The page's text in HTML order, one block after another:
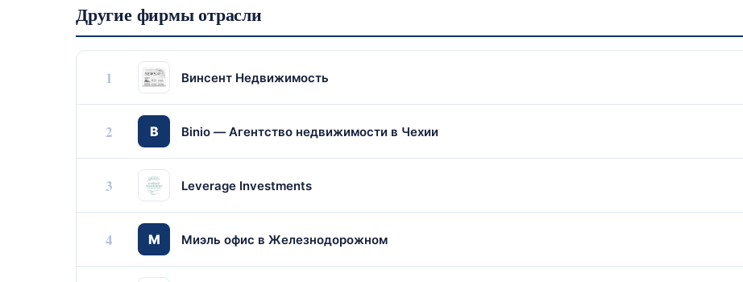
Другие фирмы отрасли
1 Винсент Недвижимость
2 B Binio — Агентство недвижимости в Чехии
3 Leverage Investments
4 М Миэль офис в Железнодорожном